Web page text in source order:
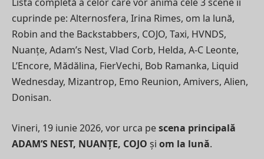
cuprinde pe: Alternosfera, Irina Rimes, om la lună,
Robin and the Backstabbers, COJO, Taxi, HVNDS,
Nuanțe, Adam’s Nest, Vlad Corb, Helda, A-C Leonte,
L’Encore, Mădălina, FierVechi, Bob Ramanka, Liquid
Wednesday, Mizantrop, Emo Reunion, Amivers, Alien,
Donisan.
Vineri, 19 iunie 2026, vor urca pescena principală
ADAM’S NEST, NUANȚE, COJO și om la lună.